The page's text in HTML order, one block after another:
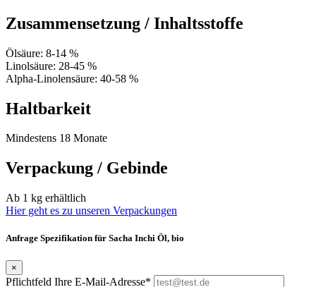
Zusammensetzung / Inhaltsstoffe
Ölsäure: 8-14 %
Linolsäure: 28-45 %
Alpha-Linolensäure: 40-58 %
Haltbarkeit
Mindestens 18 Monate
Verpackung / Gebinde
Ab 1 kg erhältlich
Hier geht es zu unseren Verpackungen
Anfrage Spezifikation für Sacha Inchi Öl, bio
×
Pflichtfeld Ihre E-Mail-Adresse*